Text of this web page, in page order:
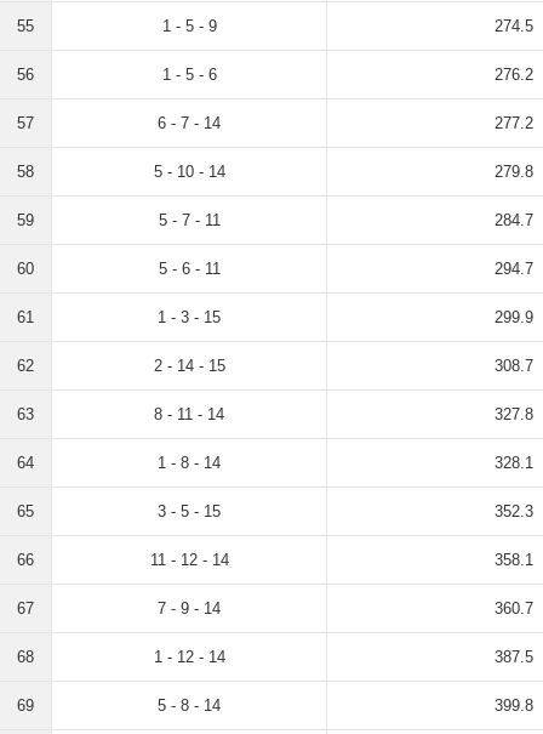
55 1 - 5 - 9 274.5
56 1 - 5 - 6 276.2
57 6 - 7 - 14 277.2
58 5 - 10 - 14 279.8
59 5 - 7 - 11 284.7
60 5 - 6 - 11 294.7
61 1 - 3 - 15 299.9
62 2 - 14 - 15 308.7
63 8 - 11 - 14 327.8
64 1 - 8 - 14 328.1
65 3 - 5 - 15 352.3
66 11 - 12 - 14 358.1
67 7 - 9 - 14 360.7
68 1 - 12 - 14 387.5
69 5 - 8 - 14 399.8